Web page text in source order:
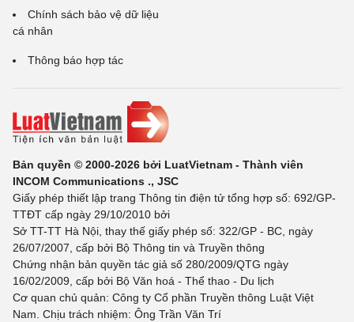
Chính sách bảo vệ dữ liệu
cá nhân
Thông báo hợp tác
Bản quyền © 2000-2026 bởi LuatVietnam - Thành viên
INCOM Communications ., JSC
Giấy phép thiết lập trang Thông tin điện tử tổng hợp số: 692/GP-
TTĐT cấp ngày 29/10/2010 bởi
Sở TT-TT Hà Nội, thay thế giấy phép số: 322/GP - BC, ngày
26/07/2007, cấp bởi Bộ Thông tin và Truyền thông
Chứng nhận bản quyền tác giả số 280/2009/QTG ngày
16/02/2009, cấp bởi Bộ Văn hoá - Thể thao - Du lịch
Cơ quan chủ quản: Công ty Cổ phần Truyền thông Luật Việt
Nam. Chịu trách nhiệm: Ông Trần Văn Trí